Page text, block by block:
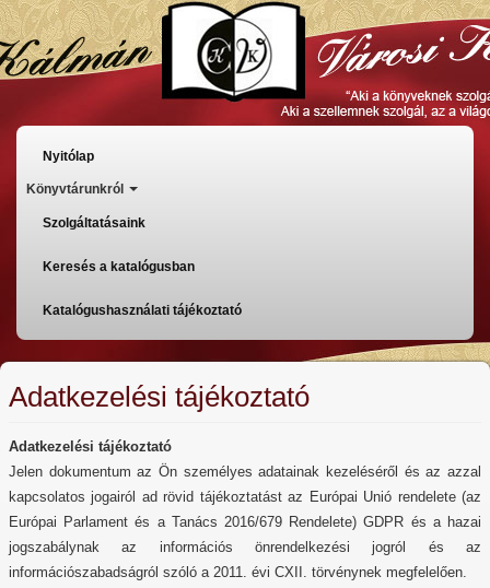
Ugrás
a
tartalomra
Főmenü
Nyitólap
Könyvtárunkról
Szolgáltatásaink
Keresés a katalógusban
Katalógushasználati tájékoztató
Adatkezelési tájékoztató
Adatkezelési tájékoztató
Jelen dokumentum az Ön személyes adatainak kezeléséről és az azzal
kapcsolatos jogairól ad rövid tájékoztatást az Európai Unió rendelete (az
Európai Parlament és a Tanács 2016/679 Rendelete) GDPR és a hazai
jogszabálynak az információs önrendelkezési jogról és az
információszabadságról szóló a 2011. évi CXII. törvénynek megfelelően.